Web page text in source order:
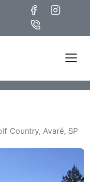
Country, Avaré, SP